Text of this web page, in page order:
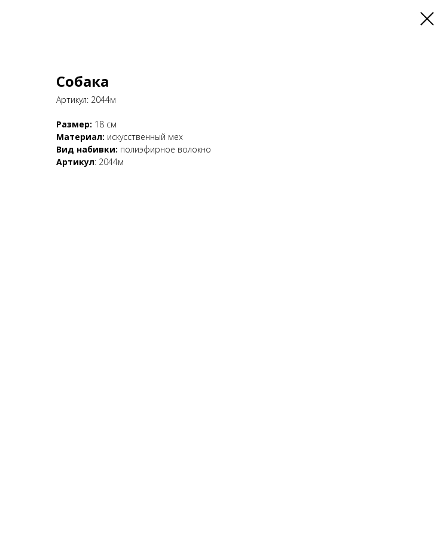
Собака
Артикул: 2044м
Размер: 18 см
Материал: искусственный мех
Вид набивки: полиэфирное волокно
Артикул: 2044м